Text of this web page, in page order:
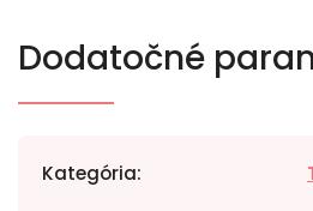
Dodatočné
Kategória: